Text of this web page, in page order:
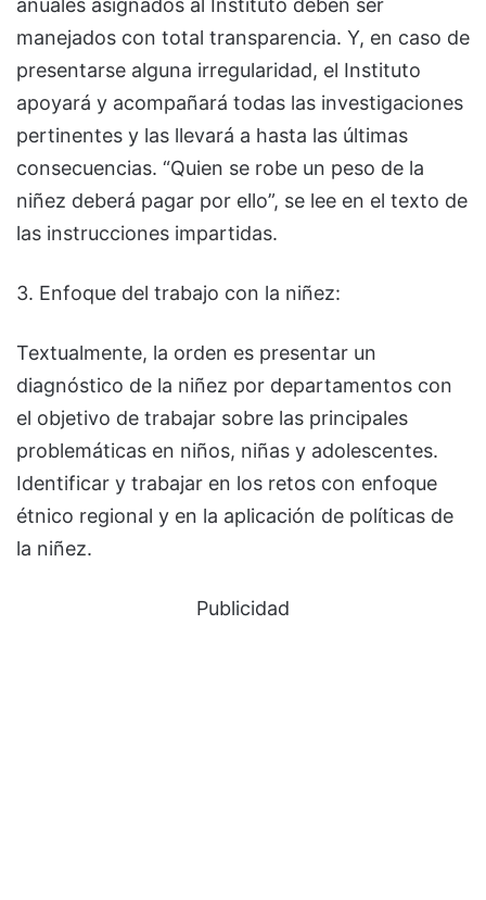
anuales asignados al Instituto deben ser
manejados con total transparencia. Y, en caso de
presentarse alguna irregularidad, el Instituto
apoyará y acompañará todas las investigaciones
pertinentes y las llevará a hasta las últimas
consecuencias. “Quien se robe un peso de la
niñez deberá pagar por ello”, se lee en el texto de
las instrucciones impartidas.
3. Enfoque del trabajo con la niñez:
Textualmente, la orden es presentar un
diagnóstico de la niñez por departamentos con
el objetivo de trabajar sobre las principales
problemáticas en niños, niñas y adolescentes.
Identificar y trabajar en los retos con enfoque
étnico regional y en la aplicación de políticas de
la niñez.
Publicidad